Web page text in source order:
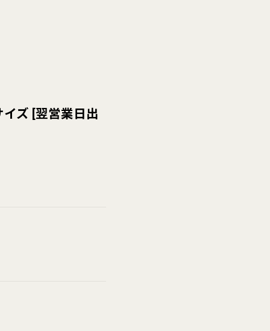
イズ [翌営業日出